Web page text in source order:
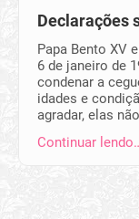
Declarações
Papa Bento XV
6 de janeiro de
condenar a
idades e
agradar, elas
Continuar